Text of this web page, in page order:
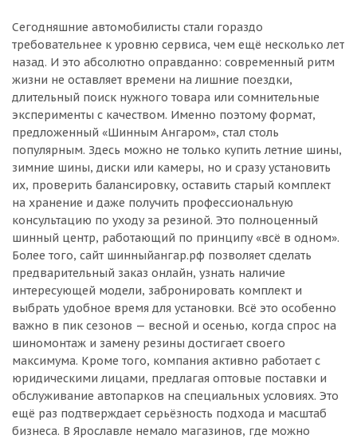
Сегодняшние автомобилисты стали гораздо
требовательнее к уровню сервиса, чем ещё несколько лет
назад. И это абсолютно оправданно: современный ритм
жизни не оставляет времени на лишние поездки,
длительный поиск нужного товара или сомнительные
эксперименты с качеством. Именно поэтому формат,
предложенный «Шинным Ангаром», стал столь
популярным. Здесь можно не только купить летние шины,
зимние шины, диски или камеры, но и сразу установить
их, проверить балансировку, оставить старый комплект
на хранение и даже получить профессиональную
консультацию по уходу за резиной. Это полноценный
шинный центр, работающий по принципу «всё в одном».
Более того, сайт шинныйангар.рф позволяет сделать
предварительный заказ онлайн, узнать наличие
интересующей модели, забронировать комплект и
выбрать удобное время для установки. Всё это особенно
важно в пик сезонов — весной и осенью, когда спрос на
шиномонтаж и замену резины достигает своего
максимума. Кроме того, компания активно работает с
юридическими лицами, предлагая оптовые поставки и
обслуживание автопарков на специальных условиях. Это
ещё раз подтверждает серьёзность подхода и масштаб
бизнеса. В Ярославле немало магазинов, где можно